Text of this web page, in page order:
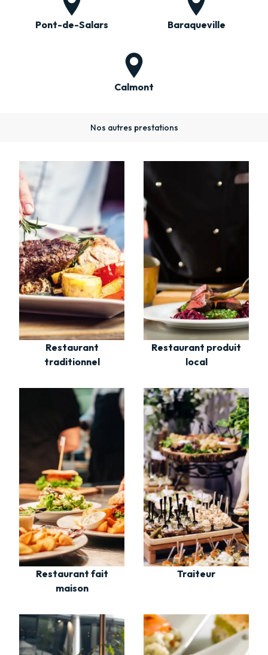
Pont-de-Salars Baraqueville
Calmont
Nos autres prestations
Restaurant
traditionnel
Restaurant produit
local
Restaurant fait
maison
Traiteur